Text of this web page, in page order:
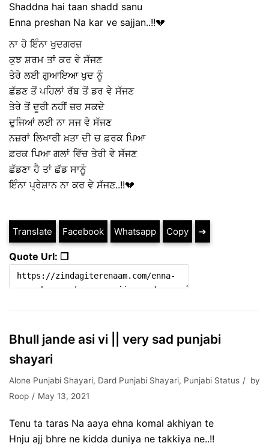
Shaddna hai taan shadd sanu
Enna preshan Na kar ve sajjan..!!💔
ਨਾ ਹੋ ਇੰਨਾ ਖੁਦਗਰਜ਼
ਕੁਝ ਸ਼ਰਮ ਤਾਂ ਕਰ ਵੇ ਸੱਜਣ
ਤੇਰੇ ਲਈ ਗੁਆਇਆ ਖੁਦ ਨੂੰ
ਛੱਡਣ ਤੋਂ ਪਹਿਲਾਂ ਰੱਬ ਤੋਂ ਡਰ ਵੇ ਸੱਜਣ
ਤੇਰੇ ਤੋਂ ਦੂਰੀ ਨਹੀਂ ਜ਼ਰ ਸਕਦੇ
ਦੁਜਿਆਂ ਲਈ ਨਾ ਸਜ ਵੇ ਸੱਜਣ
ਨਜ਼ਰਾਂ ਲਿਖਾਰੀ ਖ਼ਤਾ ਦੀ ਚ ਫ਼ਰਕ ਪਿਆ
ਫ਼ਰਕ ਪਿਆ ਗਲਾਂ ਵਿੱਚ ਤੇਰੀ ਵੇ ਸੱਜਣ
ਛੱਡਣਾ ਹੈ ਤਾਂ ਛੱਡ ਸਾਨੂੰ
ਇੰਨਾ ਪ੍ਰੇਸ਼ਾਨ ਨਾ ਕਰ ਵੇ ਸੱਜਣ..!!💔
Translate Facebook Whatsapp Copy ➔
Quote Url: ❐
Bhull jande asi vi || very sad punjabi
shayari
Alone Punjabi Shayari, Dard Punjabi Shayari, Punjabi Status
by
Roop
May 13, 2021
Tenu ta taras Na aaya ehna komal akhiyan te
Hnju ajj bhre ne kidda duniya ne takkiya ne..!!